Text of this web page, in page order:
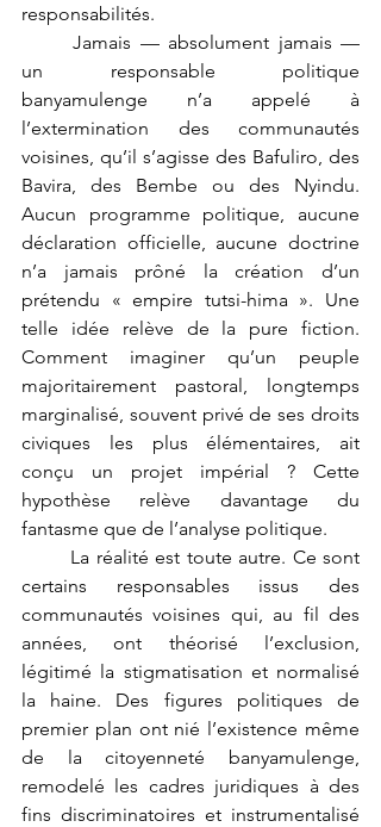
responsabilités.
	Jamais — absolument jamais —
un responsable politique
banyamulenge n’a appelé à
l’extermination des communautés
voisines, qu’il s’agisse des Bafuliro, des
Bavira, des Bembe ou des Nyindu.
Aucun programme politique, aucune
déclaration officielle, aucune doctrine
n’a jamais prôné la création d’un
prétendu « empire tutsi-hima ». Une
telle idée relève de la pure fiction.
Comment imaginer qu’un peuple
majoritairement pastoral, longtemps
marginalisé, souvent privé de ses droits
civiques les plus élémentaires, ait
conçu un projet impérial ? Cette
hypothèse relève davantage du
fantasme que de l’analyse politique.
certains responsables issus des
communautés voisines qui, au fil des
années, ont théorisé l’exclusion,
légitimé la stigmatisation et normalisé
la haine. Des figures politiques de
premier plan ont nié l’existence même
de la citoyenneté banyamulenge,
remodelé les cadres juridiques à des
fins discriminatoires et instrumentalisé